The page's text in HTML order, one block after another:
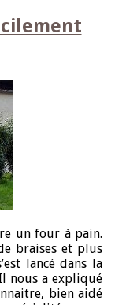
un four à pain.
braises et plus
lancé dans la
nous a expliqué
bien aidé